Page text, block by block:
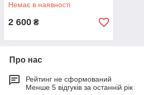
Немає в наявності
2 600 ₴
Про нас
Рейтинг не сформований
Менше 5 відгуків за останній рік